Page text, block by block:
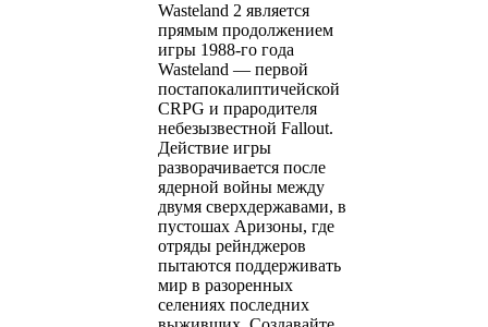
Wasteland 2 является
прямым продолжением
игры 1988-го года
Wasteland — первой
постапокалиптичейской
CRPG и прародителя
небезызвестной Fallout.
Действие игры
разворачивается после
ядерной войны между
двумя сверхдержавами, в
пустошах Аризоны, где
отряды рейнджеров
пытаются поддерживать
мир в разоренных
селениях последних